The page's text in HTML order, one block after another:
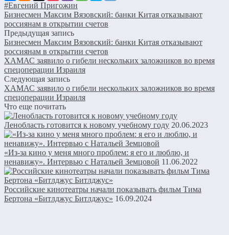
#Евгений Пригожин
Бизнесмен Максим Вязовский: банки Китая отказывают
россиянам в открытии счетов
Предыдущая запись
Бизнесмен Максим Вязовский: банки Китая отказывают
россиянам в открытии счетов
ХАМАС заявило о гибели нескольких заложников во время
спецоперации Израиля
Следующая запись
ХАМАС заявило о гибели нескольких заложников во время
спецоперации Израиля
Что еще почитать
Ленобласть готовится к новому учебному году 20.06.2023
«Из-за кино у меня много проблем: я его и люблю, и
ненавижу». Интервью с Натальей Земцовой 11.06.2022
Российские кинотеатры начали показывать фильм Тима
Бертона «Битлджус Битлджус» 16.09.2024